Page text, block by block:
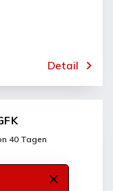
Detail
40 Tagen